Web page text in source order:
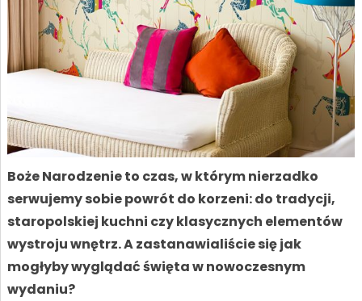
Boże Narodzenie to czas, w którym nierzadko
serwujemy sobie powrót do korzeni: do tradycji,
staropolskiej kuchni czy klasycznych elementów
wystroju wnętrz. A zastanawialiście się jak
mogłyby wyglądać święta w nowoczesnym
wydaniu?